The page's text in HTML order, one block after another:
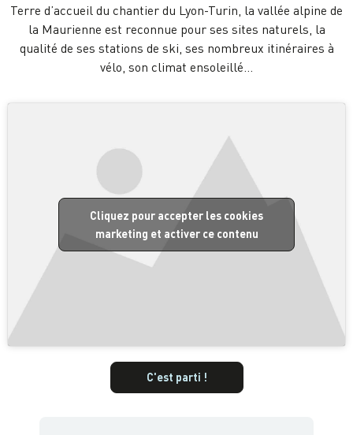
Terre d’accueil du chantier du Lyon-Turin, la vallée alpine de
la Maurienne est reconnue pour ses sites naturels, la
qualité de ses stations de ski, ses nombreux itinéraires à
vélo, son climat ensoleillé…
Cliquez pour accepter les cookies
marketing et activer ce contenu
C'est parti !